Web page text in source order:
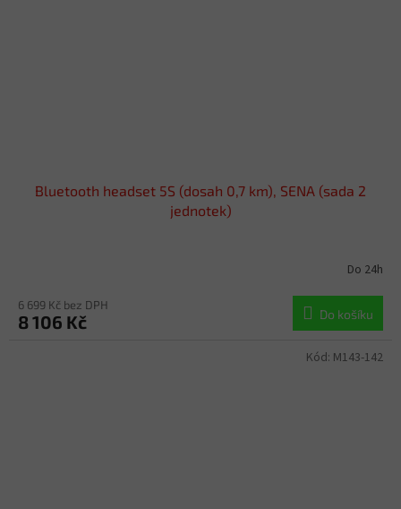
Bluetooth headset 5S (dosah 0,7 km), SENA (sada 2
jednotek)
Do 24h
6 699 Kč bez DPH
8 106 Kč Do košíku
Kód: M143-142